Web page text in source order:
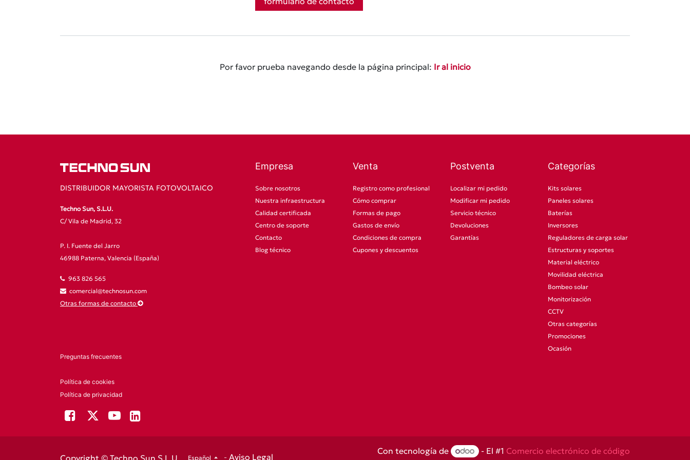
Por favor prueba navegando desde la página principal: Ir al inicio
DISTRIBUIDOR MAYORISTA FOTOVOLTAICO
Techno Sun, S.L.U.
C/ Vila de Madrid, 32
P. I. Fuente del Jarro
46988 Paterna, Valencia (España)
963 826 565
comercial@technosun.com
Otras formas de contacto
Preguntas frecuentes
Política de cookies
Política de privacidad
Empresa
Sobre nosotros
Nuestra infraestructura
Calidad certificada
Centro de soporte
Contacto
Blog técnico
Venta
Registro como profesional
Cómo comprar
Formas de pago
Gastos de envío
Condiciones de compra
Cupones y descuentos
Postventa
Localizar mi pedido
Modificar mi pedido
Servicio técnico
Devoluciones
Garantías
Categorías
Kits solares
Paneles solares
Baterías
Inversores
Reguladores de carga solar
Estructuras y soportes
Material eléctrico
Movilidad eléctrica
Bombeo solar
Monitorización
CCTV
Otras categorías
Promociones
Ocasión
Copyright © Techno Sun S.L.U Español -Aviso Legal
Con tecnología de - El #1 Comercio electrónico de código